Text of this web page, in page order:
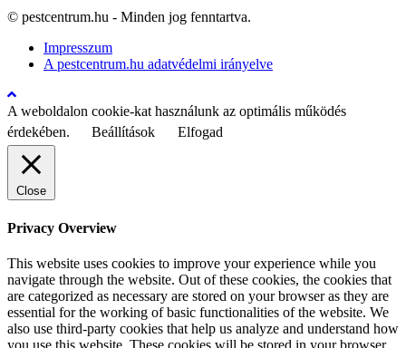
© pestcentrum.hu - Minden jog fenntartva.
Impresszum
A pestcentrum.hu adatvédelmi irányelve
A weboldalon cookie-kat használunk az optimális működés
érdekében.
Beállítások Elfogad
Close
Privacy Overview
This website uses cookies to improve your experience while you
navigate through the website. Out of these cookies, the cookies that
are categorized as necessary are stored on your browser as they are
essential for the working of basic functionalities of the website. We
also use third-party cookies that help us analyze and understand how
you use this website. These cookies will be stored in your browser